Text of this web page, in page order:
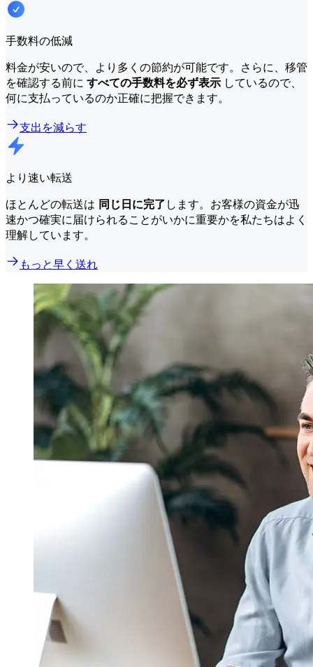
手数料の低減
料金が安いので、より多くの節約が可能です。さらに、移管
を確認する前に すべての手数料を必ず表示 しているので、
何に支払っているのか正確に把握できます。
支出を減らす
より速い転送
ほとんどの転送は 同じ日に完了 します。お客様の資金が迅
速かつ確実に届けられることがいかに重要かを私たちはよく
理解しています。
もっと早く送れ